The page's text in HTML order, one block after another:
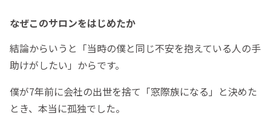
なぜこのサロンをはじめたか
結論からいうと「当時の僕と同じ不安を抱えている人の手
助けがしたい」からです。
僕が7年前に会社の出世を捨て「窓際族になる」と決めた
とき、本当に孤独でした。